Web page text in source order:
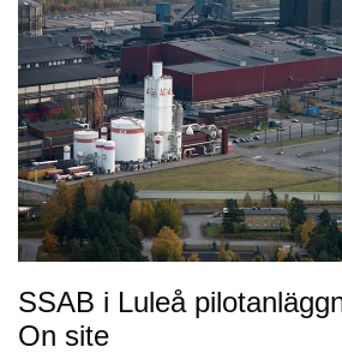
SSAB i Luleå
On site